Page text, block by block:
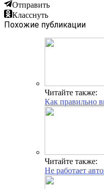
Отправить
Класснуть
Похожие публикации
Читайте также:
Как правильно
Читайте также:
Не работает